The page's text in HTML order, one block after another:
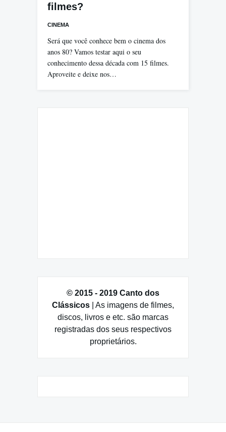
filmes?
CINEMA
Será que você conhece bem o cinema dos
anos 80? Vamos testar aqui o seu
conhecimento dessa década com 15 filmes.
Aproveite e deixe nos…
© 2015 - 2019 Canto dos
Clássicos | As imagens de filmes,
discos, livros e etc. são marcas
registradas dos seus respectivos
proprietários.